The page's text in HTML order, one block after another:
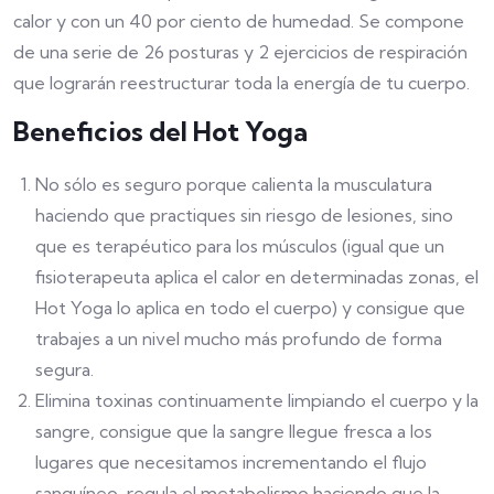
calor y con un 40 por ciento de humedad. Se compone
de una serie de 26 posturas y 2 ejercicios de respiración
que lograrán reestructurar toda la energía de tu cuerpo.
Beneficios del Hot Yoga
No sólo es seguro porque calienta la musculatura
haciendo que practiques sin riesgo de lesiones, sino
que es terapéutico para los músculos (igual que un
fisioterapeuta aplica el calor en determinadas zonas, el
Hot Yoga lo aplica en todo el cuerpo) y consigue que
trabajes a un nivel mucho más profundo de forma
segura.
Elimina toxinas continuamente limpiando el cuerpo y la
sangre, consigue que la sangre llegue fresca a los
lugares que necesitamos incrementando el flujo